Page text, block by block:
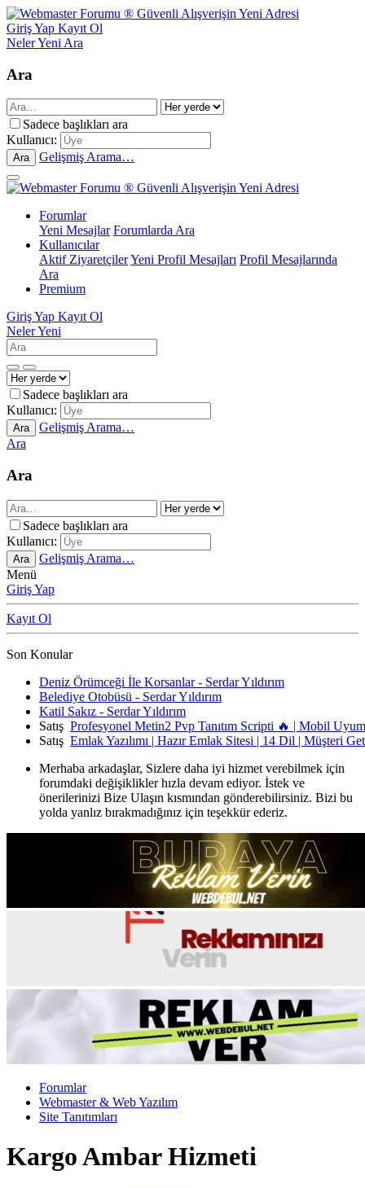
Giriş Yap Kayıt Ol
Neler Yeni Ara
Ara
Sadece başlıkları ara
Kullanıcı:
Ara Gelişmiş Arama…
Forumlar
Yeni Mesajlar Forumlarda Ara
Kullanıcılar
Aktif ZiyaretçilerYeni Profil Mesajları Profil Mesajlarında
Ara
Premium
Giriş Yap Kayıt Ol
Neler Yeni
Sadece başlıkları ara
Kullanıcı:
Ara
Gelişmiş Arama…
Ara
Ara
Sadece başlıkları ara
Kullanıcı:
Ara
Gelişmiş Arama…
Menü
Giriş Yap
Kayıt Ol
Son Konular
Deniz Örümceği İle Korsanlar - Serdar Yıldırım
Belediye Otobüsü - Serdar Yıldırım
Katil Sakız - Serdar Yıldırım
Satış Profesyonel Metin2 Pvp Tanıtım Scripti 🔥 | Mobil
Satış Emlak Yazılımı | Hazır Emlak Sitesi | 14 Dil | Müşteri
Merhaba arkadaşlar, Sizlere daha iyi hizmet verebilmek için
forumdaki değişiklikler hızla devam ediyor. İstek ve
önerilerinizi Bize Ulaşın kısmından gönderebilirsiniz. Bizi bu
yolda yanlız bırakmadığınız için teşekkür ederiz.
Forumlar
Webmaster & Web Yazılım
Site Tanıtımları
Kargo Ambar Hizmeti